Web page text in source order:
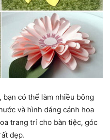
bạn có thể làm nhiều bông
và hình dáng cánh hoa
trang trí cho bàn tiệc, góc
đẹp.